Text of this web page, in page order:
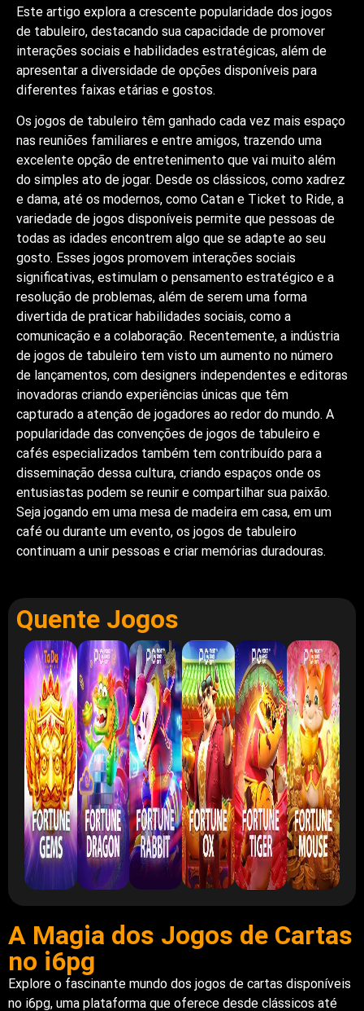
Este artigo explora a crescente popularidade dos jogos
de tabuleiro, destacando sua capacidade de promover
interações sociais e habilidades estratégicas, além de
apresentar a diversidade de opções disponíveis para
diferentes faixas etárias e gostos.
Os jogos de tabuleiro têm ganhado cada vez mais espaço
nas reuniões familiares e entre amigos, trazendo uma
excelente opção de entretenimento que vai muito além
do simples ato de jogar. Desde os clássicos, como xadrez
e dama, até os modernos, como Catan e Ticket to Ride, a
variedade de jogos disponíveis permite que pessoas de
todas as idades encontrem algo que se adapte ao seu
gosto. Esses jogos promovem interações sociais
significativas, estimulam o pensamento estratégico e a
resolução de problemas, além de serem uma forma
divertida de praticar habilidades sociais, como a
comunicação e a colaboração. Recentemente, a indústria
de jogos de tabuleiro tem visto um aumento no número
de lançamentos, com designers independentes e editoras
inovadoras criando experiências únicas que têm
capturado a atenção de jogadores ao redor do mundo. A
popularidade das convenções de jogos de tabuleiro e
cafés especializados também tem contribuído para a
disseminação dessa cultura, criando espaços onde os
entusiastas podem se reunir e compartilhar sua paixão.
Seja jogando em uma mesa de madeira em casa, em um
café ou durante um evento, os jogos de tabuleiro
continuam a unir pessoas e criar memórias duradouras.
Quente Jogos
A Magia dos Jogos de Cartas
no i6pg
Explore o fascinante mundo dos jogos de cartas disponíveis
no i6pg, uma plataforma que oferece desde clássicos até